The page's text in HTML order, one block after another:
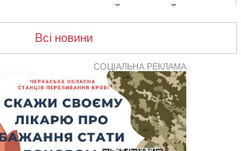
завершальний етап прийому заяв
дітей пільгових категорій
рятувальник з Умані про
року на водоймах Черкащини загинули
них 2 дітей
збила велосипедиста в
районі
Всі новини
СОЦІАЛЬНА РЕКЛАМА